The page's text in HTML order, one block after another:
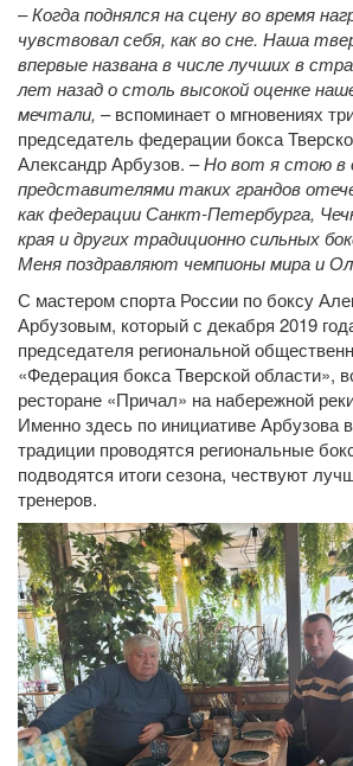
–Когда поднялся на сцену во время
чувствовал себя, как во сне. Наша
впервые названа в числе лучших в
лет назад о столь высокой оценке
мечтали, – вспоминает о мгновениях
председатель федерации бокса
Александр Арбузов. –Но вот я стою в
представителями таких грандов
как федерации Санкт-Петербурга,
края и других традиционно сильных
Меня поздравляют чемпионы мира и
С мастером спорта России по боксу
Арбузовым, который с декабря 2019
председателя региональной
«Федерация бокса Тверской области»,
ресторане «Причал» на набережной
Именно здесь по инициативе Арбузова
традиции проводятся региональные
подводятся итоги сезона, чествуют
тренеров.